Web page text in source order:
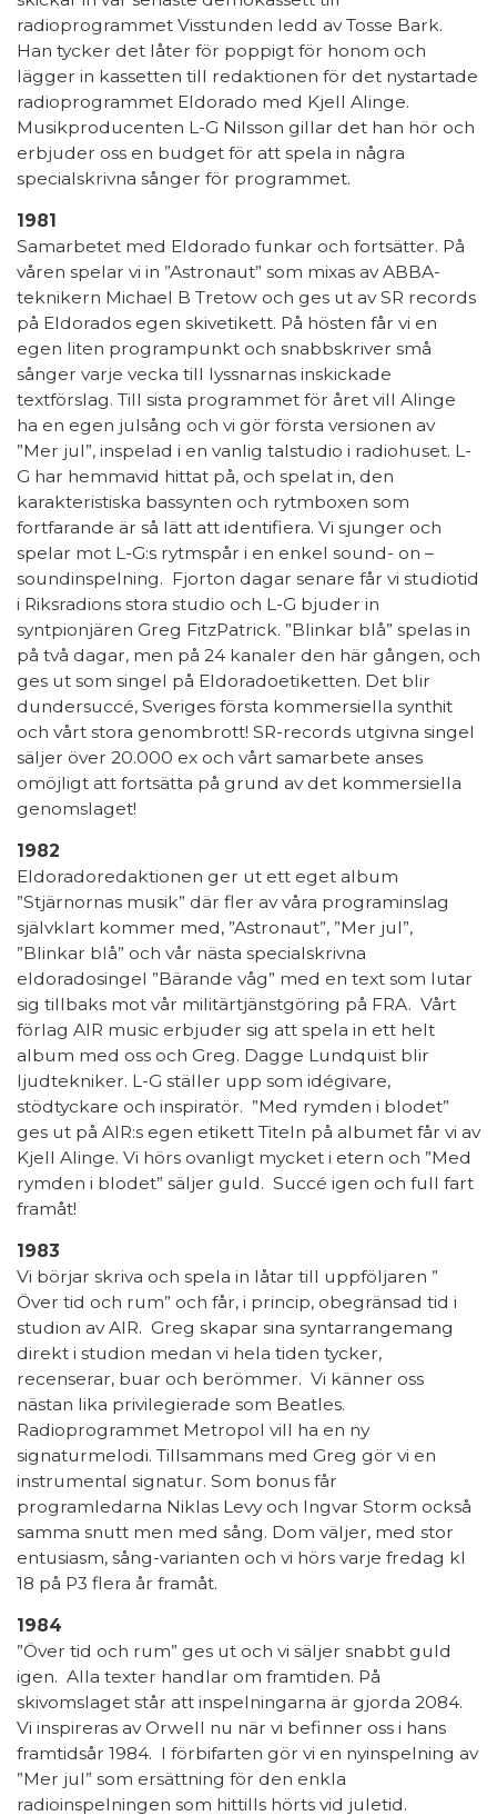
radioprogrammet Visstunden ledd av Tosse Bark.
Han tycker det låter för poppigt för honom och
lägger in kassetten till redaktionen för det nystartade
radioprogrammet Eldorado med Kjell Alinge.
Musikproducenten L-G Nilsson gillar det han hör och
erbjuder oss en budget för att spela in några
specialskrivna sånger för programmet.
1981
Samarbetet med Eldorado funkar och fortsätter. På
våren spelar vi in ”Astronaut” som mixas av ABBA-
teknikern Michael B Tretow och ges ut av SR records
på Eldorados egen skivetikett. På hösten får vi en
egen liten programpunkt och snabbskriver små
sånger varje vecka till lyssnarnas inskickade
textförslag. Till sista programmet för året vill Alinge
ha en egen julsång och vi gör första versionen av
”Mer jul”, inspelad i en vanlig talstudio i radiohuset. L-
G har hemmavid hittat på, och spelat in, den
karakteristiska bassynten och rytmboxen som
fortfarande är så lätt att identifiera. Vi sjunger och
spelar mot L-G:s rytmspår i en enkel sound- on –
soundinspelning. Fjorton dagar senare får vi studiotid
i Riksradions stora studio och L-G bjuder in
syntpionjären Greg FitzPatrick. ”Blinkar blå” spelas in
på två dagar, men på 24 kanaler den här gången, och
ges ut som singel på Eldoradoetiketten. Det blir
dundersuccé, Sveriges första kommersiella synthit
och vårt stora genombrott! SR-records utgivna singel
säljer över 20.000 ex och vårt samarbete anses
omöjligt att fortsätta på grund av det kommersiella
genomslaget!
1982
Eldoradoredaktionen ger ut ett eget album
”Stjärnornas musik” där fler av våra programinslag
självklart kommer med, ”Astronaut”, ”Mer jul”,
”Blinkar blå” och vår nästa specialskrivna
eldoradosingel ”Bärande våg” med en text som lutar
sig tillbaks mot vår militärtjänstgöring på FRA. Vårt
förlag AIR music erbjuder sig att spela in ett helt
album med oss och Greg. Dagge Lundquist blir
ljudtekniker. L-G ställer upp som idégivare,
stödtyckare och inspiratör. ”Med rymden i blodet”
ges ut på AIR:s egen etikett Titeln på albumet får vi av
Kjell Alinge. Vi hörs ovanligt mycket i etern och ”Med
rymden i blodet” säljer guld. Succé igen och full fart
framåt!
1983
Vi börjar skriva och spela in låtar till uppföljaren ”
Över tid och rum” och får, i princip, obegränsad tid i
studion av AIR. Greg skapar sina syntarrangemang
direkt i studion medan vi hela tiden tycker,
recenserar, buar och berömmer. Vi känner oss
nästan lika privilegierade som Beatles.
Radioprogrammet Metropol vill ha en ny
signaturmelodi. Tillsammans med Greg gör vi en
instrumental signatur. Som bonus får
programledarna Niklas Levy och Ingvar Storm också
samma snutt men med sång. Dom väljer, med stor
entusiasm, sång-varianten och vi hörs varje fredag kl
18 på P3 flera år framåt.
1984
”Över tid och rum” ges ut och vi säljer snabbt guld
igen. Alla texter handlar om framtiden. På
skivomslaget står att inspelningarna är gjorda 2084.
Vi inspireras av Orwell nu när vi befinner oss i hans
framtidsår 1984. I förbifarten gör vi en nyinspelning av
”Mer jul” som ersättning för den enkla
radioinspelningen som hittills hörts vid juletid.